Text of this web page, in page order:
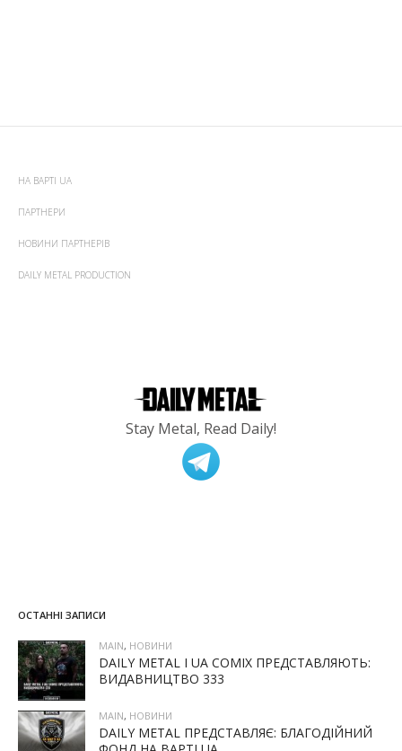
НА ВАРТІ UA
ПАРТНЕРИ
НОВИНИ ПАРТНЕРІВ
DAILY METAL PRODUCTION
Stay Metal, Read Daily!
ОСТАННІ ЗАПИСИ
MAIN, НОВИНИ
DAILY METAL І UA COMIX ПРЕДСТАВЛЯЮТЬ:
ВИДАВНИЦТВО 333
MAIN, НОВИНИ
DAILY METAL ПРЕДСТАВЛЯЄ: БЛАГОДІЙНИЙ